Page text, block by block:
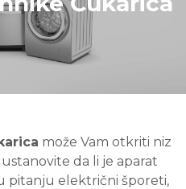
može Vam otkriti niz
da li je aparat
pitanju električni šporeti,